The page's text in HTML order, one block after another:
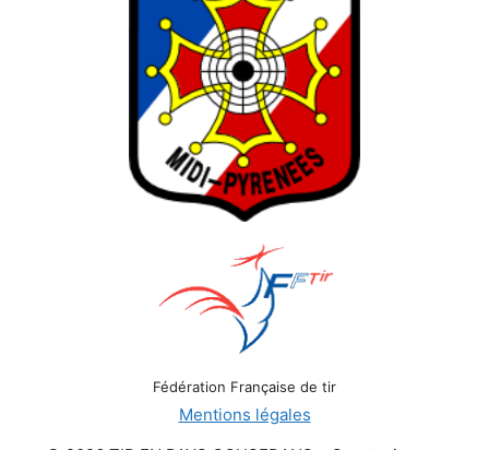
Fédération Française de tir
Mentions légales